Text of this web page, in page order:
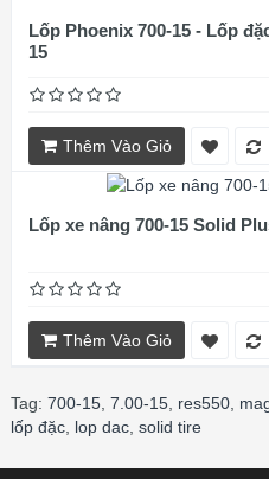
Lốp Phoenix 700-15 - Lốp
15
Thêm Vào Giỏ
Lốp xe nâng 700-15 Solid
Thêm Vào Giỏ
Tag: 700-15 7.00-15 res550
lốp đặc lop dac solid tire